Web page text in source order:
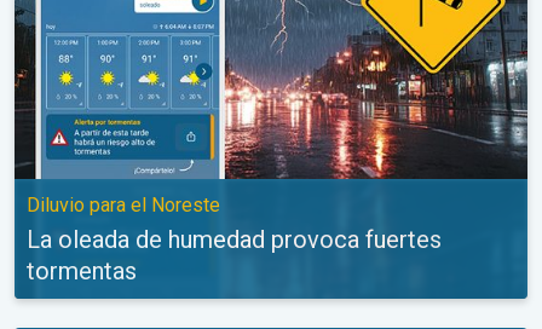
Diluvio para el Noreste
La oleada de humedad provoca fuertes
tormentas